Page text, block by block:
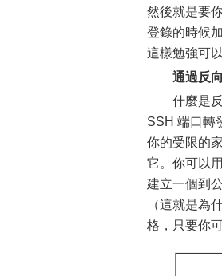
然後就是要
登錄的時候
這樣勉強可
通過反
什麼是
SSH 端口轉
你的受限的
它。你可以
建立一個到
（這就是為
格，只要你